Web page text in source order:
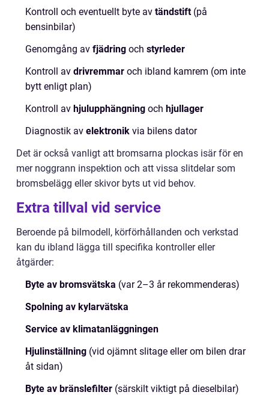
Kontroll och eventuellt byte av tändstift(på
bensinbilar)
Genomgång av fjädring och styrleder
Kontroll av drivremmar och ibland kamrem (om inte
bytt enligt plan)
Kontroll av hjulupphängning och hjullager
Diagnostik av elektronik via bilens dator
Det är också vanligt att bromsarna plockas isär för en
mer noggrann inspektion och att vissa slitdelar som
bromsbelägg eller skivor byts ut vid behov.
Extra tillval vid service
Beroende på bilmodell, körförhållanden och verkstad
kan du ibland lägga till specifika kontroller eller
åtgärder:
Byte av bromsvätska (var 2–3 år rekommenderas)
Spolning av kylarvätska
Service av klimatanläggningen
Hjulinställning (vid ojämnt slitage eller om bilen drar
åt sidan)
Byte av bränslefilter (särskilt viktigt på dieselbilar)